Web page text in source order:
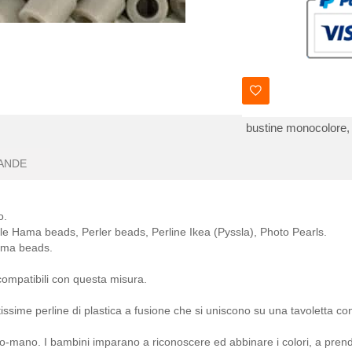
bustine monocolore,
Hama beads, Perler beads, Perline Ikea (Pyssla), Photo Pearls.
beads.
con questa misura.
perline di plastica a fusione che si uniscono su una tavoletta
mano. I bambini imparano a riconoscere ed abbinare i colori, a